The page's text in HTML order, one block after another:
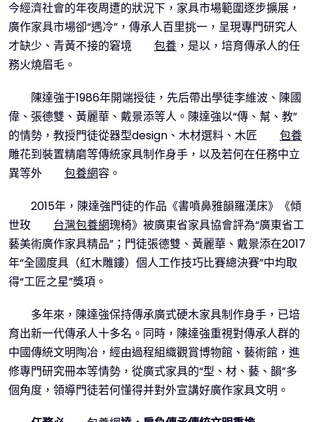
今經濟社會的年夜周遭的狀況下，家具市場範圍逐步擴展，
廣作家具市場卻“遇冷”，傳承人百里挑一，呈現專門研究人
才缺少、青黃不接的窘境
包養 ，是以，培育傳承人的任
務火燒眉毛。
陳達強于1986年開端授徒，先后帶出學徒李維波、陳國
偉、張德雙、黃麗華、戴景添等人。陳達強以“傳、幫、教”
的情勢，教授門徒從器型design、木材選料、木匠
包養
雕花到裝置精磨等傳統家具制作身手，以及若何在任務中立
異等外
包養網容。
2015年，陳達強門徒的作品《書噴鼻雅韻羅漢床》《傾
世玫
台灣包養網瑰椅》被廣東省家具協會評為“廣東省工
藝美術廣作家具精品”；門徒張德雙、黃麗華、戴景添在2017
年“全國度具（紅木雕鏤）個人工作技巧比賽總決賽”中均取
得“工匠之星”獎項。
多年來，陳達強保持傳承廣式硬木家具制作身手，已培
育出新一代傳承人十多名。同時，陳達強重視對傳承人群的
中國傳統文明陶冶，經由過程組織觀賞博物館、藝術館，進
修專門研究冊本等情勢，從廣式家具的“型、材、藝、韻”多
個角度，領導門徒若何懂得并對外宣講好廣作家具文明。